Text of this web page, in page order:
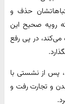
حذف و
رویه صحیح این
در پی رفع
پیش از ظهر یکشنبه ۵ مرداد، پس از نشستی با
و تجارت رفت و